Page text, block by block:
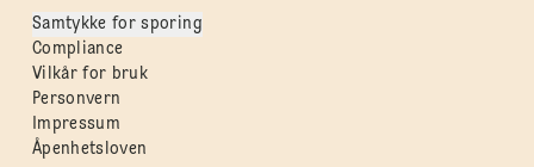
Samtykke for sporing
Compliance
Vilkår for bruk
Personvern
Impressum
Åpenhetsloven